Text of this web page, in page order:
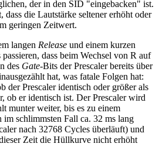
der in den SID "eingebacken" ist.
die Lautstärke seltener erhöht oder
geringen Zeitwert.
langen Release und einem kurzen
dass beim Wechsel von R auf
des Gate-Bits der Prescaler bereits über
hat, was fatale Folgen hat:
der Prescaler identisch oder größer als
ob er identisch ist. Der Prescaler wird
munter weiter, bis es zu einem
schlimmsten Fall ca. 32 ms lang
nach 32768 Cycles überläuft) und
Zeit die Hüllkurve nicht erhöht